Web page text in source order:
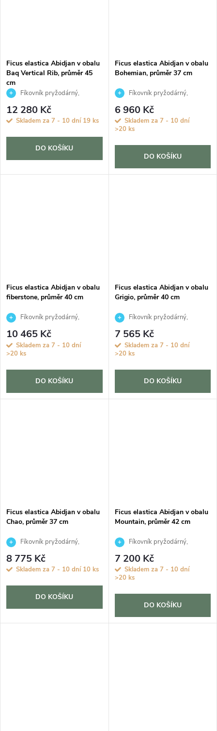
Ficus elastica Abidjan v obalu
Baq Vertical Rib, průměr 45
cm
Fíkovník pryžodárný,
Fíkovník, Gumovník
12 280 Kč
Skladem za 7 - 10 dní 19 ks
DO KOŠÍKU
Ficus elastica Abidjan v obalu
Bohemian, průměr 37 cm
Fíkovník pryžodárný,
Fíkovník, Gumovník
6 960 Kč
Skladem za 7 - 10 dní
>20 ks
DO KOŠÍKU
Ficus elastica Abidjan v obalu
fiberstone, průměr 40 cm
Fíkovník pryžodárný,
Fíkovník, Gumovník
10 465 Kč
Skladem za 7 - 10 dní
>20 ks
DO KOŠÍKU
Ficus elastica Abidjan v obalu
Grigio, průměr 40 cm
Fíkovník pryžodárný,
Fíkovník, Gumovník
7 565 Kč
Skladem za 7 - 10 dní
>20 ks
DO KOŠÍKU
Ficus elastica Abidjan v obalu
Chao, průměr 37 cm
Fíkovník pryžodárný,
Fíkovník, Gumovník
8 775 Kč
Skladem za 7 - 10 dní 10 ks
DO KOŠÍKU
Ficus elastica Abidjan v obalu
Mountain, průměr 42 cm
Fíkovník pryžodárný,
Fíkovník, Gumovník
7 200 Kč
Skladem za 7 - 10 dní
>20 ks
DO KOŠÍKU